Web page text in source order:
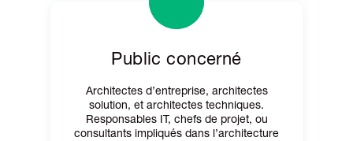
Public concerné
Architectes d’entreprise, architectes
solution, et architectes techniques.
Responsables IT, chefs de projet, ou
consultants impliqués dans l’architecture